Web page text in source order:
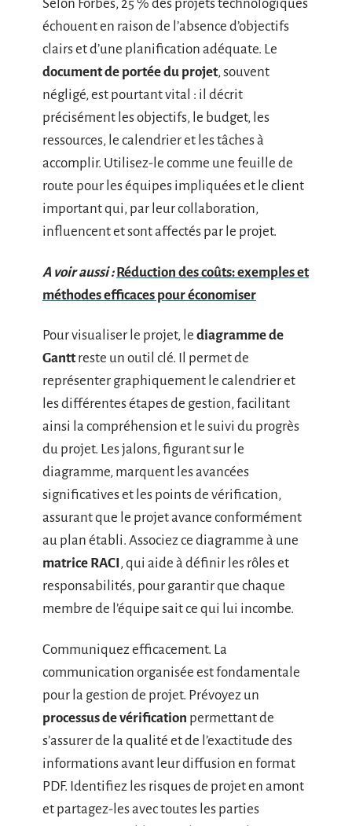
Selon Forbes, 25 % des projets technologiques
échouent en raison de l’absence d’objectifs
clairs et d’une planification adéquate. Le
document de portée du projet, souvent
négligé, est pourtant vital : il décrit
précisément les objectifs, le budget, les
ressources, le calendrier et les tâches à
accomplir. Utilisez-le comme une feuille de
route pour les équipes impliquées et le client
important qui, par leur collaboration,
influencent et sont affectés par le projet.
A voir aussi : Réduction des coûts: exemples et
méthodes efficaces pour économiser
Pour visualiser le projet, le diagramme de
Ganttreste un outil clé. Il permet de
représenter graphiquement le calendrier et
les différentes étapes de gestion, facilitant
ainsi la compréhension et le suivi du progrès
du projet. Les jalons, figurant sur le
diagramme, marquent les avancées
significatives et les points de vérification,
assurant que le projet avance conformément
au plan établi. Associez ce diagramme à une
matrice RACI, qui aide à définir les rôles et
responsabilités, pour garantir que chaque
membre de l’équipe sait ce qui lui incombe.
Communiquez efficacement. La
communication organisée est fondamentale
pour la gestion de projet. Prévoyez un
processus de vérification permettant de
s’assurer de la qualité et de l’exactitude des
informations avant leur diffusion en format
PDF. Identifiez les risques de projet en amont
et partagez-les avec toutes les parties